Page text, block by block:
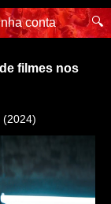
conta 🔍
filmes nos
(2024)